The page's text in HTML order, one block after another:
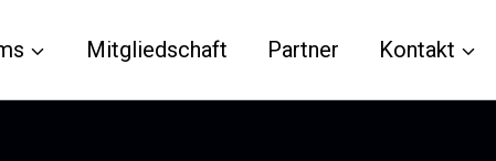
Mitgliedschaft Partner Kontakt